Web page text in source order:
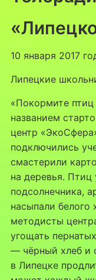
10 января 2017
Липецкие
«Покормите
названием
центр
подключились
смастерили
на деревья.
подсолнечника,
насыпали
методисты
угощать
— чёрный хлеб и
в Липецке